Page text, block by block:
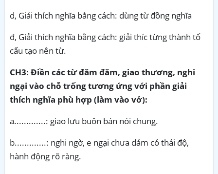
d, Giải thích nghĩa bằng cách: dùng từ đồng nghĩa
đ, Giải thích nghĩa bằng cách: giải thíc từng thành tố
cấu tạo nên từ.
CH3: Điền các từ đăm đăm, giao thương, nghi
ngại vào chỗ trống tương ứng với phần giải
thích nghĩa phù hợp (làm vào vở):
a.............: giao lưu buôn bán nói chung.
b.............: nghi ngờ, e ngại chưa dám có thái độ,
hành động rõ ràng.